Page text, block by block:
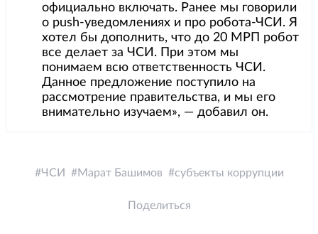
официально включать. Ранее мы говорили
о push-уведомлениях и про робота-ЧСИ. Я
хотел бы дополнить, что до 20 МРП робот
все делает за ЧСИ. При этом мы
понимаем всю ответственность ЧСИ.
Данное предложение поступило на
рассмотрение правительства, и мы его
внимательно изучаем», — добавил он.
ЧСИ Марат Башимов субъекты коррупции
Поделиться